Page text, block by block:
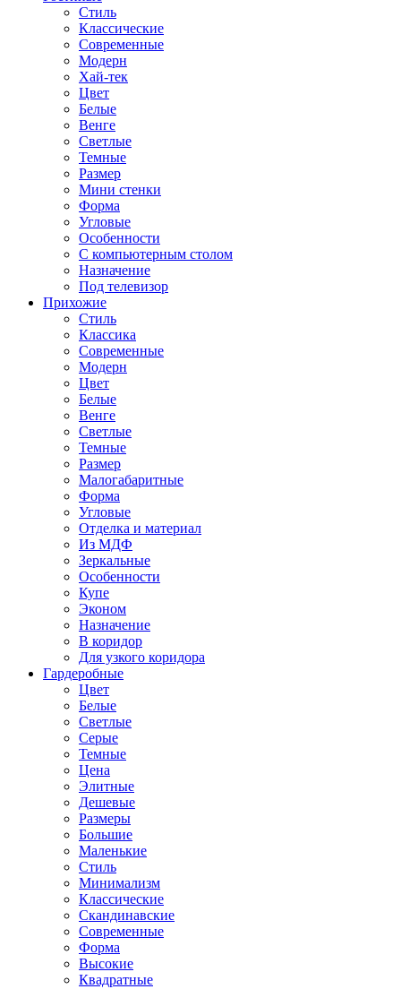
Стиль
Классические
Современные
Модерн
Хай-тек
Цвет
Белые
Венге
Светлые
Темные
Размер
Мини стенки
Форма
Угловые
Особенности
С компьютерным столом
Назначение
Под телевизор
Прихожие
Стиль
Классика
Современные
Модерн
Цвет
Белые
Венге
Светлые
Темные
Размер
Малогабаритные
Форма
Угловые
Отделка и материал
Из МДФ
Зеркальные
Особенности
Купе
Эконом
Назначение
В коридор
Для узкого коридора
Гардеробные
Цвет
Белые
Светлые
Серые
Темные
Цена
Элитные
Дешевые
Размеры
Большие
Маленькие
Стиль
Минимализм
Классические
Скандинавские
Современные
Форма
Высокие
Квадратные